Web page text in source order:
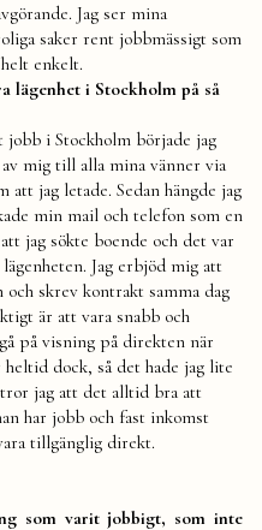
Jag ser mina
saker rent jobbmässigt som
enkelt.
lägenhet i Stockholm på så
i Stockholm började jag
mig till alla mina vänner via
jag letade. Sedan hängde jag
min mail och telefon som en
jag sökte boende och det var
Jag erbjöd mig att
skrev kontrakt samma dag
är att vara snabb och
på visning på direkten när
dock, så det hade jag lite
jag att det alltid bra att
har jobb och fast inkomst
tillgänglig direkt.
som varit jobbigt, som inte